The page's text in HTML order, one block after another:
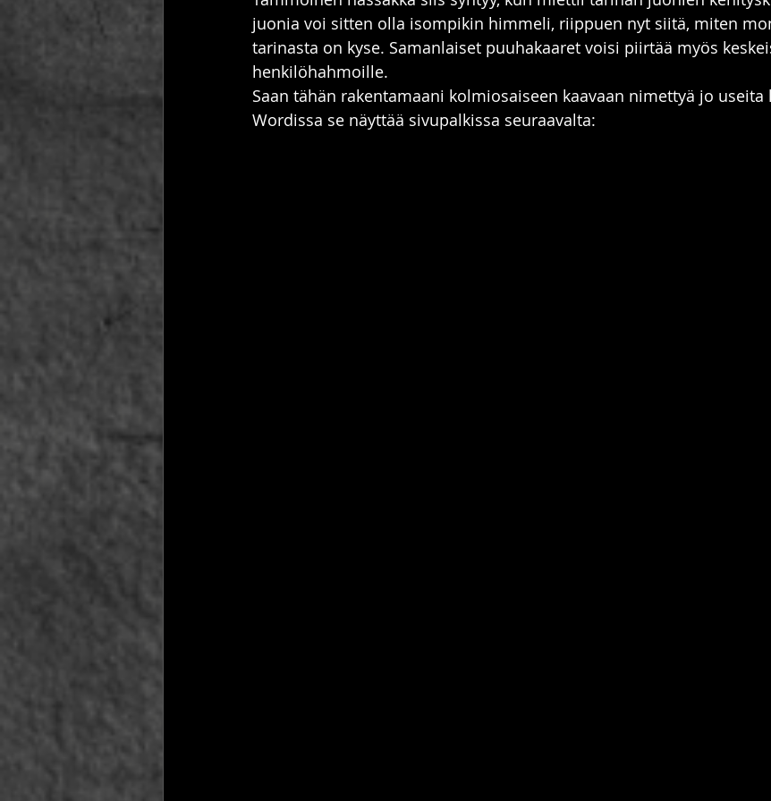
juonia voi sitten olla isompikin himmeli, riippuen nyt siitä, miten
tarinasta on kyse. Samanlaiset puuhakaaret voisi piirtää myös
henkilöhahmoille.
Saan tähän rakentamaani kolmiosaiseen kaavaan nimettyä jo
Wordissa se näyttää sivupalkissa seuraavalta: